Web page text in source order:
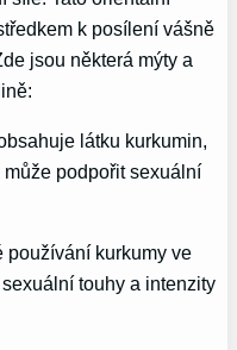
k posílení vášně
jsou některá mýty a
látku kurkumin,
podpořit sexuální
používání kurkumy ve
touhy a intenzity